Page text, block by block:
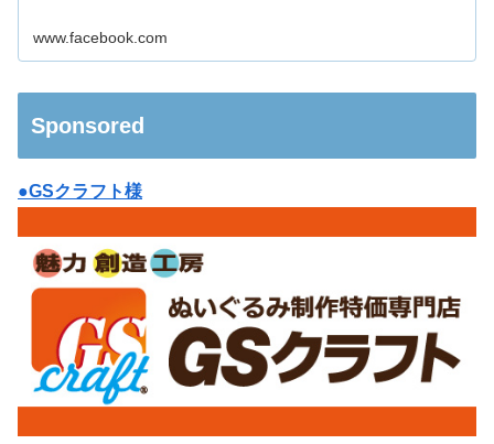
www.facebook.com
Sponsored
●GSクラフト様